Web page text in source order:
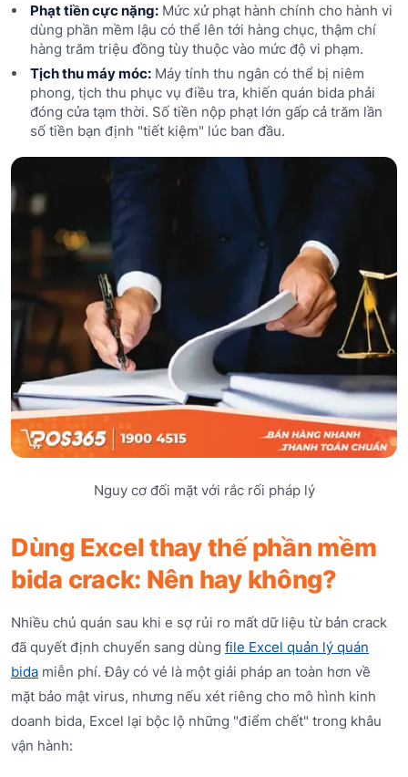
Phạt tiền cực nặng:Mức xử phạt hành chính cho hành vi
dùng phần mềm lậu có thể lên tới hàng chục, thậm chí
hàng trăm triệu đồng tùy thuộc vào mức độ vi phạm.
Tịch thu máy móc:Máy tính thu ngân có thể bị niêm
phong, tịch thu phục vụ điều tra, khiến quán bida phải
đóng cửa tạm thời. Số tiền nộp phạt lớn gấp cả trăm lần
số tiền bạn định "tiết kiệm" lúc ban đầu.
Nguy cơ đối mặt với rắc rối pháp lý
Dùng Excel thay thế phần mềm
bida crack: Nên hay không?
Nhiều chủ quán sau khi e sợ rủi ro mất dữ liệu từ bản crack
đã quyết định chuyển sang dùng file Excel quản lý quán
bida miễn phí. Đây có vẻ là một giải pháp an toàn hơn về
mặt bảo mật virus, nhưng nếu xét riêng cho mô hình kinh
doanh bida, Excel lại bộc lộ những "điểm chết" trong khâu
vận hành: